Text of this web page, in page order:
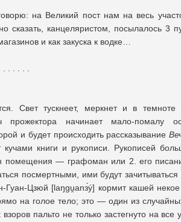
на Великий пост нам на весь
сказать, канцеляристом, посылалось 3
и как закуска к водке…
Свет тускнеет, меркнет и в
прожектора начинает мало-помалу
и будет происходить рассказывание
книги и рукописи. Рукописей
помещения — графоман или 2. его
посмертными, ими будут
Гуан-Цзюй [laŋgu̯anз́ý] кормит кашей
на голое тело; это — один из
пальто не только застегнуто на